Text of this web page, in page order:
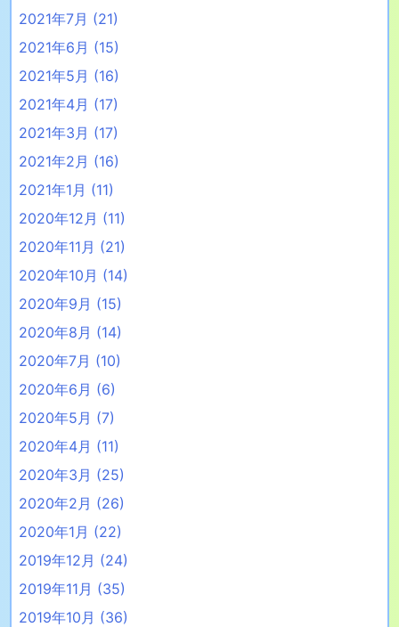
2021年7月 (21)
2021年6月 (15)
2021年5月 (16)
2021年4月 (17)
2021年3月 (17)
2021年2月 (16)
2021年1月 (11)
2020年12月 (11)
2020年11月 (21)
2020年10月 (14)
2020年9月 (15)
2020年8月 (14)
2020年7月 (10)
2020年6月 (6)
2020年5月 (7)
2020年4月 (11)
2020年3月 (25)
2020年2月 (26)
2020年1月 (22)
2019年12月 (24)
2019年11月 (35)
2019年10月 (36)